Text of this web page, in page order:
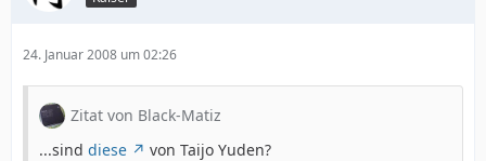
24. Januar 2008 um 02:26
Zitat von Black-Matiz
...sind diese von Taijo Yuden?